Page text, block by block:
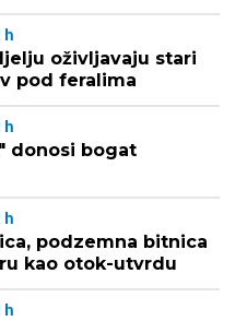
h
oživljavaju stari
pod feralima
h
donosi bogat
h
podzemna bitnica
kao otok-utvrdu
h